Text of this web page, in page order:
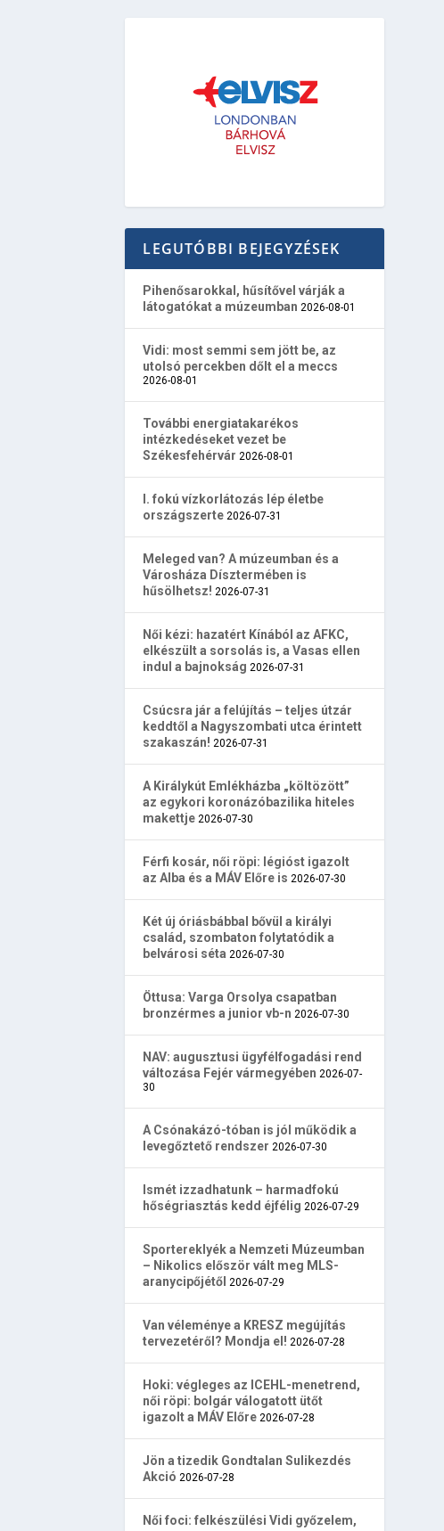
LEGUTÓBBI BEJEGYZÉSEK
Pihenősarokkal, hűsítővel várják a
látogatókat a múzeumban 2026-08-01
Vidi: most semmi sem jött be, az
utolsó percekben dőlt el a meccs
2026-08-01
További energiatakarékos
intézkedéseket vezet be
Székesfehérvár 2026-08-01
I. fokú vízkorlátozás lép életbe
országszerte 2026-07-31
Meleged van? A múzeumban és a
Városháza Dísztermében is
hűsölhetsz! 2026-07-31
Női kézi: hazatért Kínából az AFKC,
elkészült a sorsolás is, a Vasas ellen
indul a bajnokság 2026-07-31
Csúcsra jár a felújítás – teljes útzár
keddtől a Nagyszombati utca érintett
szakaszán! 2026-07-31
A Királykút Emlékházba „költözött”
az egykori koronázóbazilika hiteles
makettje 2026-07-30
Férfi kosár, női röpi: légióst igazolt
az Alba és a MÁV Előre is 2026-07-30
Két új óriásbábbal bővül a királyi
család, szombaton folytatódik a
belvárosi séta 2026-07-30
Öttusa: Varga Orsolya csapatban
bronzérmes a junior vb-n 2026-07-30
NAV: augusztusi ügyfélfogadási rend
változása Fejér vármegyében 2026-07-
30
A Csónakázó-tóban is jól működik a
levegőztető rendszer 2026-07-30
Ismét izzadhatunk – harmadfokú
hőségriasztás kedd éjfélig 2026-07-29
Sportereklyék a Nemzeti Múzeumban
– Nikolics először vált meg MLS-
aranycipőjétől 2026-07-29
Van véleménye a KRESZ megújítás
tervezetéről? Mondja el! 2026-07-28
Hoki: végleges az ICEHL-menetrend,
női röpi: bolgár válogatott ütőt
igazolt a MÁV Előre 2026-07-28
Jön a tizedik Gondtalan Sulikezdés
Akció 2026-07-28
Női foci: felkészülési Vidi győzelem,